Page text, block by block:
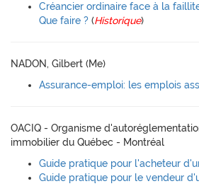
Créancier ordinaire face à la
Que faire ? (Historique)
NADON, Gilbert (Me)
Assurance-emploi: les emplois
OACIQ - Organisme
immobilier du Québec - Montréal
Guide pratique pour l'acheteur
Guide pratique pour le vendeur